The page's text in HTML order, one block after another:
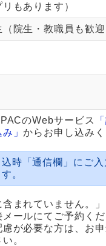
もあります）
院生・教職員も歓
のWebサービス
み」からお申し込み
時「通信欄」にご
。
まれていません。
ールにてご予約く
が必要な方は、お
。